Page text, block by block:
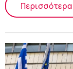
Περισσότερα